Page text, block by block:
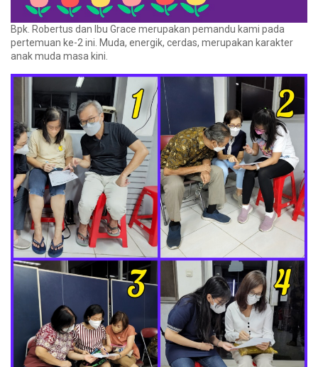
Bpk. Robertus dan Ibu Grace merupakan pemandu kami pada
pertemuan ke-2 ini. Muda, energik, cerdas, merupakan karakter
anak muda masa kini.